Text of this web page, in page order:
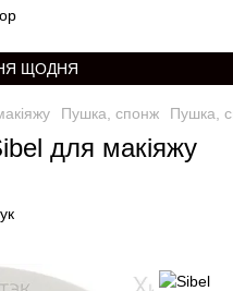
ЩОДНЯ
Пушка, спонж Пушка,
для макіяжу